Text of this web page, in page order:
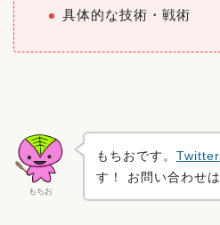
具体的な技術・戦術
もちお
もちおです。 Twitter
す！ お問い合わせは